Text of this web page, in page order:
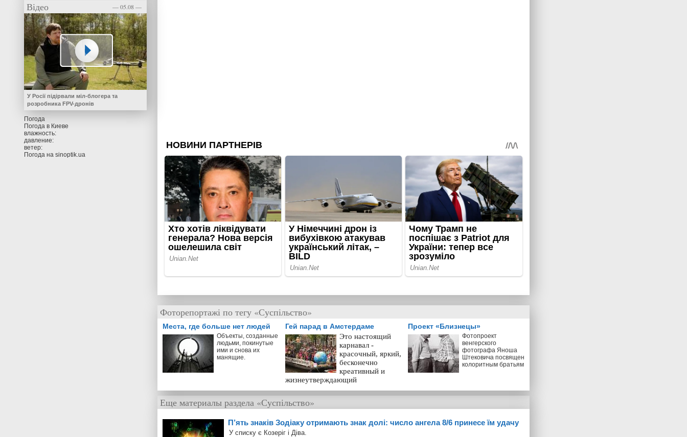
Фоторепортажі по тегу «Суспільство»
Места, где больше нет людей
Объекты, созданные
людьми, покинутые
ими и снова их
манящие.
Гей парад в Амстердаме
Это настоящий
карнавал -
красочный, яркий,
бесконечно
креативный и
жизнеутверждающий
Проект «Близнецы»
Фотопроект
венгерского
фотографа Яноша
Штековича посвящен
колоритным братьям
Еще материалы раздела «Суспільство»
П’ять знаків Зодіаку отримають знак долі: число ангела 8/6 принесе їм удачу
У списку є Козеріг і Діва.
Відео — 05.08 —
У Росії підірвали міл-блогера та
розробника FPV-дронів
Погода
Погода в Киеве
влажность:
давление:
ветер:
Погода на sinoptik.ua